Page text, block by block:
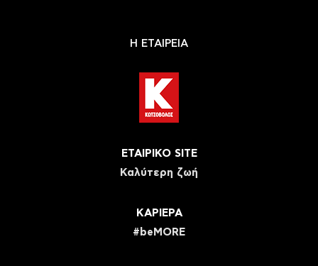
Η ΕΤΑΙΡΕΙΑ
ΕΤΑΙΡΙΚΟ SITE
Καλύτερη ζωή
ΚΑΡΙΕΡΑ
#beMORE